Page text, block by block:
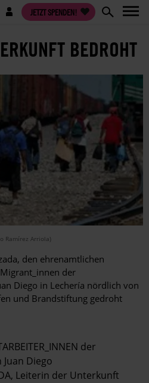
JETZT SPENDEN!
BEDROHT
Ramírez Arriola)
den ehrenamtlichen
der
Diego in Lechería nördlich von
und Brandstiftung gedroht
der
Diego
Leiterin der Unterkunft